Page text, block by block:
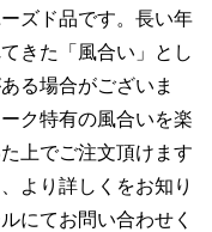
ズド品です。長い年
きた「風合い」とし
る場合がございま
ク特有の風合いを楽
上でご注文頂けます
より詳しくをお知り
にてお問い合わせく